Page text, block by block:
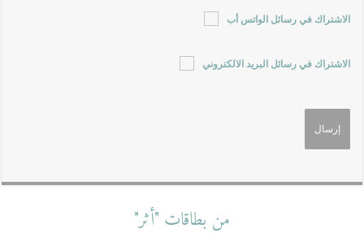
الاشتراك في رسائل الواتس أب
الاشتراك في رسائل البريد الالكتروني
من بطاقات "أثر"